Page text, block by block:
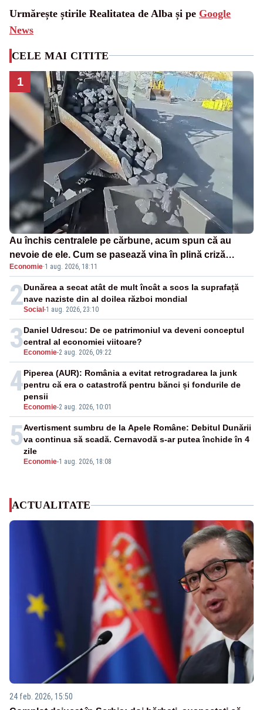
Urmărește știrile Realitatea de Alba și pe Google
News
CELE MAI CITITE
1
Au închis centralele pe cărbune, acum spun că au
nevoie de ele. Cum se pasează vina în plină criză
energetică
Economie·1 aug. 2026, 18:11
2Social -1 aug. 2026, 23:10
Dunărea a secat atât de mult încât a scos la suprafață
nave naziste din al doilea război mondial
3 Economie-2 aug. 2026, 09:22
Daniel Udrescu: De ce patrimoniul va deveni conceptul
central al economiei viitoare?
4
Economie-2 aug. 2026, 10:01
Piperea (AUR): România a evitat retrogradarea la junk
pentru că era o catastrofă pentru bănci și fondurile de
pensii
5
Economie-1 aug. 2026, 18:08
Avertisment sumbru de la Apele Române: Debitul Dunării
va continua să scadă. Cernavodă s-ar putea închide în 4
zile
ACTUALITATE
24 feb. 2026, 15:50